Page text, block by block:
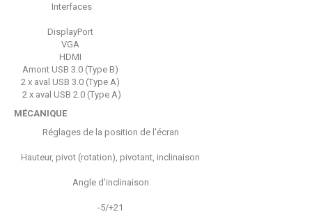
Interfaces
DisplayPort
VGA
HDMI
Amont USB 3.0 (Type B)
2 x aval USB 3.0 (Type A)
2 x aval USB 2.0 (Type A)
MÉCANIQUE
Réglages de la position de l'écran
Hauteur, pivot (rotation), pivotant, inclinaison
Angle d'inclinaison
-5/+21